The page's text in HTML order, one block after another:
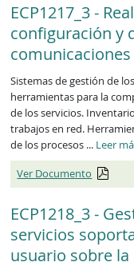
ECP1217_3 -
configuración y
comunicaciones
Sistemas de gestión de
herramientas para la
de los servicios.
trabajos en red.
de los procesos ... Leer
Ver Documento
ECP1218_3 -
servicios
usuario sobre